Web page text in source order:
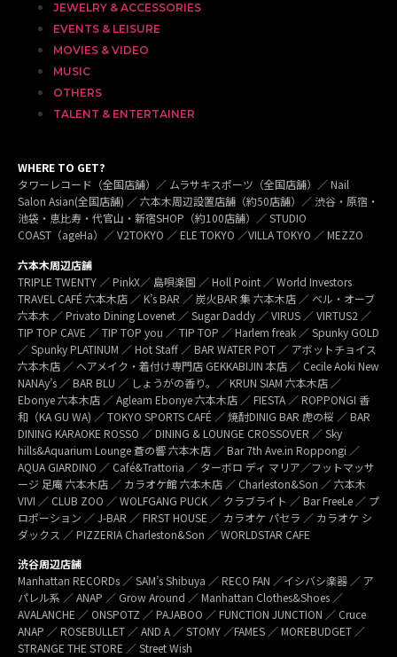
JEWELRY & ACCESSORIES
EVENTS & LEISURE
MOVIES & VIDEO
MUSIC
OTHERS
TALENT & ENTERTAINER
WHERE TO GET?
タワーレコード（全国店舗）／ ムラサキスポーツ（全国店舗）／ Nail
Salon Asian(全国店舗) ／ 六本木周辺設置店舗（約50店舗）／ 渋谷・原宿・
池袋・恵比寿・代官山・新宿SHOP（約100店舗）／ STUDIO
COAST（ageHa）／ V2TOKYO ／ ELE TOKYO ／VILLA TOKYO ／ MEZZO
六本木周辺店舗
TRIPLE TWENTY ／ PinkX／ 島唄楽園 ／ Holl Point ／ World Investors
TRAVEL CAFÉ 六本木店 ／ K’s BAR ／ 炭火BAR 集 六本木店 ／ ベル・オーブ
六本木 ／ Privato Dining Lovenet ／ Sugar Daddy ／ VIRUS ／ VIRTUS2 ／
TIP TOP CAVE ／ TIP TOP you ／ TIP TOP ／ Harlem freak ／ Spunky GOLD
／ Spunky PLATINUM ／ Hot Staff ／ BAR WATER POT ／ アボットチョイス
六本木店 ／ ヘアメイク・着付け専門店 GEKKABIJIN 本店 ／ Cecile Aoki New
NANAy’s ／ BAR BLU ／ しょうがの香り。／ KRUN SIAM 六本木店 ／
Ebonye 六本木店 ／ Agleam Ebonye 六本木店 ／ FIESTA ／ ROPPONGI 香
和（KA GU WA) ／ TOKYO SPORTS CAFÉ ／ 焼酎DINIG BAR 虎の桜 ／ BAR
DINING KARAOKE ROSSO ／ DINING & LOUNGE CROSSOVER ／ Sky
hills&Aquarium Lounge 蒼の響 六本木店 ／ Bar 7th Ave.in Roppongi ／
AQUA GIARDINO ／ Café&Trattoria ／ ターボロ ディ マリア／フットマッサ
ージ 足庵 六本木店 ／ カラオケ館 六本木店 ／ Charleston&Son ／ 六本木
VIVI ／ CLUB ZOO ／ WOLFGANG PUCK ／ クラブライト ／ Bar FreeLe ／ プ
ロポーション ／ J-BAR ／ FIRST HOUSE ／ カラオケ パセラ ／ カラオケ シ
ダックス ／ PIZZERIA Charleston&Son ／ WORLDSTAR CAFE
渋谷周辺店舗
Manhattan RECORDs ／ SAM’s Shibuya ／ RECO FAN ／イシバシ楽器 ／ ア
パレル系 ／ ANAP ／ Grow Around ／ Manhattan Clothes&Shoes ／
AVALANCHE ／ ONSPOTZ ／ PAJABOO ／ FUNCTION JUNCTION ／ Cruce
ANAP ／ ROSEBULLET ／ AND A ／ STOMY ／FAMES ／ MOREBUDGET ／
STRANGE THE STORE ／ Street Wish